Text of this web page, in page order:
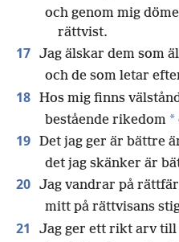
och genom mig
rättvist.
17 Jag älskar dem som
och de som letar
18 Hos mig finns
bestående rikedom *
19 Det jag ger är bättre
det jag skänker är
20 Jag vandrar på
mitt på rättvisans
21
Jag ger ett rikt arv till